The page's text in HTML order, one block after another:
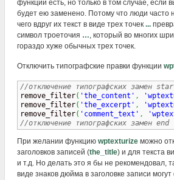
функции есть, но только в том случае, если
будет ею заменено. Потому что люди часто
чего вдруг их текст в виде трех точек ...
символ троеточия …, который во многих
гораздо хуже обычных трех точек.
Отключить типографские правки функции
//отключение типографских замен
remove_filter( 'the_content' ,
remove_filter( 'the_excerpt' ,
remove_filter( 'comment_text' ,
//отключение типографских замен end
При желании функцию wptexturizeможно
заголовков записей (the_title) и для текста
и т.д. Но делать это я бы не рекомендовал,
виде знаков дюйма в заголовке записи могут